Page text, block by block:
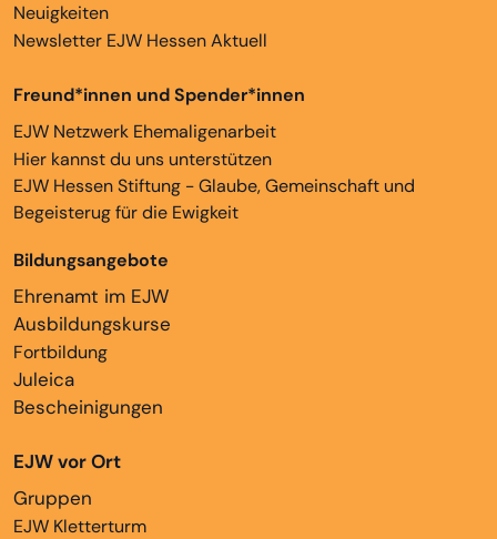
Neuigkeiten
Newsletter EJW Hessen Aktuell
Freund*innen und Spender*innen
EJW Netzwerk Ehemaligenarbeit
Hier kannst du uns unterstützen
EJW Hessen Stiftung - Glaube, Gemeinschaft und
Begeisterug für die Ewigkeit
Bildungsangebote
Ehrenamt im EJW
Ausbildungskurse
Fortbildung
Juleica
Bescheinigungen
EJW vor Ort
Gruppen
EJW Kletterturm